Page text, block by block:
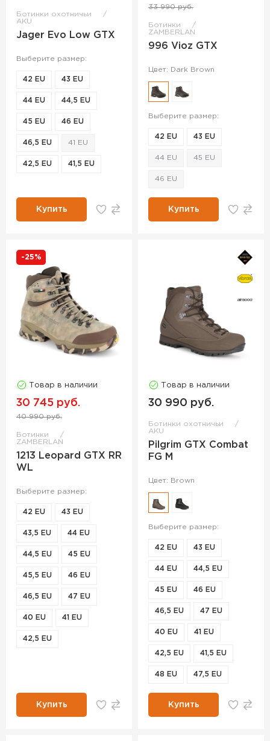
Ботинки охотничьи
AKU
Jager Evo Low GTX
Выберите размер:
42 EU 43 EU
44 EU 44,5 EU
45 EU 46 EU
46,5 EU 41 EU
42,5 EU 41,5 EU
Купить
33 990 руб.
Ботинки
ZAMBERLAN
996 Vioz GTX
Цвет: Dark Brown
Выберите размер:
42 EU 43 EU
44 EU 45 EU
46 EU
Купить
-25%
Товар в наличии
30 745 руб.
40 990 руб.
Ботинки
ZAMBERLAN
1213 Leopard GTX RR
WL
Выберите размер:
42 EU 43 EU
43,5 EU 44 EU
44,5 EU 45 EU
45,5 EU 46 EU
46,5 EU 47 EU
40 EU 41 EU
42,5 EU
Купить
Товар в наличии
30 990 руб.
Ботинки охотничьи
AKU
Pilgrim GTX Combat
FG M
Цвет: Brown
Выберите размер:
42 EU 43 EU
44 EU 44,5 EU
45 EU 46 EU
46,5 EU 47 EU
40 EU 41 EU
42,5 EU 41,5 EU
48 EU 47,5 EU
Купить